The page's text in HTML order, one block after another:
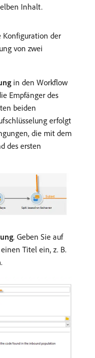
Inhalt.
Konfiguration der
von zwei
in den Workflow
Empfänger des
beiden
erfolgt
die mit dem
des ersten
. Geben Sie auf
einen Titel ein, z. B.
.